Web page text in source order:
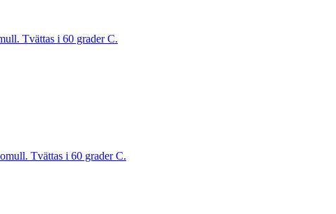
Tvättas i 60 grader C.
Tvättas i 60 grader C.